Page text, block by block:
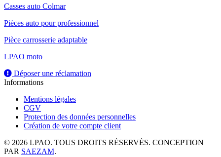
Casses auto Colmar
Pièces auto pour professionnel
Pièce carrosserie adaptable
LPAO moto
Déposer une réclamation
Informations
Mentions légales
CGV
Protection des données personnelles
Création de votre compte client
© 2026 LPAO. TOUS DROITS RÉSERVÉS. CONCEPTION
PAR SAEZAM.